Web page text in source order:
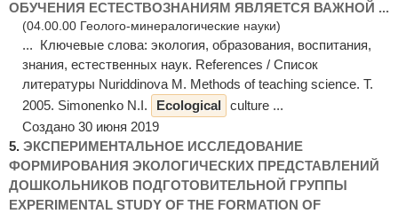
ОБУЧЕНИЯ ЕСТЕСТВОЗНАНИЯМ ЯВЛЯЕТСЯ ВАЖНОЙ ...
(04.00.00 Геолого-минералогические науки)
... Ключевые слова: экология, образования, воспитания,
знания, естественных наук. References / Список
литературы Nuriddinova M. Methods of teaching science. T.
2005. Simonenko N.I.
Ecological culture ...
Создано 30 июня 2019
5. ЭКСПЕРИМЕНТАЛЬНОЕ ИССЛЕДОВАНИЕ
ФОРМИРОВАНИЯ ЭКОЛОГИЧЕСКИХ ПРЕДСТАВЛЕНИЙ
ДОШКОЛЬНИКОВ ПОДГОТОВИТЕЛЬНОЙ ГРУППЫ
EXPERIMENTAL STUDY OF THE FORMATION OF